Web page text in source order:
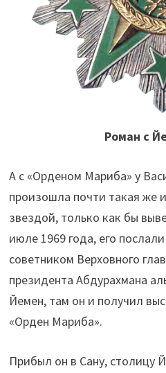
Роман с
А с «Орденом Мариба» у
произошла почти такая же
звездой, только как бы
июле 1969 года, его
советником Верховного
президента Абдурахмана
Йемен, там он и получил
«Орден Мариба».
Прибыл он в Сану, столицу